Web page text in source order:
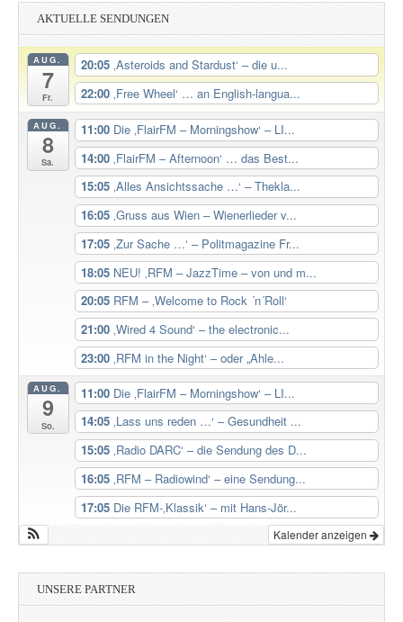
AKTUELLE SENDUNGEN
AUG.
7
Fr.
20:05 ‚Asteroids and Stardust‘ – die u...
22:00 ‚Free Wheel‘ … an English-langua...
AUG.
8
Sa.
11:00 Die ‚FlairFM – Morningshow‘ – LI...
14:00 ‚FlairFM – Afternoon‘ … das Best...
15:05 ‚Alles Ansichtssache …‘ – Thekla...
16:05 ‚Gruss aus Wien – Wienerlieder v...
17:05 ‚Zur Sache …‘ – Politmagazine Fr...
18:05 NEU! ‚RFM – JazzTime – von und m...
20:05 RFM – ‚Welcome to Rock ´n´Roll‘
21:00 ‚Wired 4 Sound‘ – the electronic...
23:00 ‚RFM in the Night‘ – oder „Ahle...
AUG.
9
So.
11:00 Die ‚FlairFM – Morningshow‘ – LI...
14:05 ‚Lass uns reden …‘ – Gesundheit ...
15:05 ‚Radio DARC‘ – die Sendung des D...
16:05 ‚RFM – Radiowind‘ – eine Sendung...
17:05 Die RFM-‚Klassik‘ – mit Hans-Jör...
Kalender anzeigen
UNSERE PARTNER